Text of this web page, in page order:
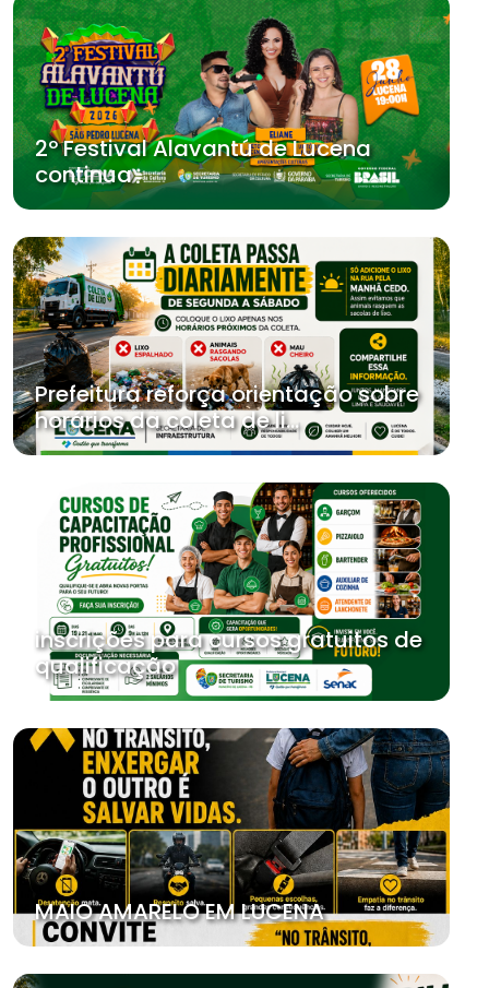
2º Festival Alavantú de Lucena
continua
Prefeitura reforça orientação sobre
horários da coleta de li...
inscrições para cursos gratuitos de
qualificação
MAIO AMARELO EM LUCENA